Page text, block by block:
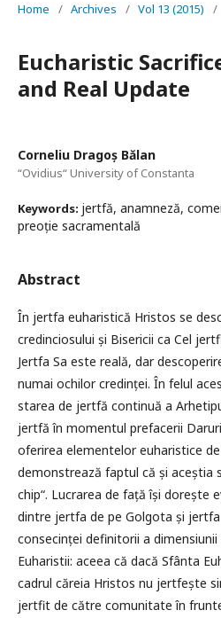
Home / Archives / Vol 13 (2015) /
Eucharistic
and Real Update
Corneliu Dragoș Bălan
“Ovidius“ University of Constanta
Keywords: jertfă, anamneză,
preoție sacramentală
Abstract
În jertfa euharistică Hristos se
credinciosului și Bisericii ca Cel
Jertfa Sa este reală, dar
numai ochilor credinței. În felul
starea de jertfă continuă a
jertfă în momentul prefacerii
oferirea elementelor euharistice
demonstrează faptul că și aceștia
chip“. Lucrarea de față își dorește
dintre jertfa de pe Golgota și
consecinței definitorii a
Euharistii: aceea că dacă Sfânta
cadrul căreia Hristos nu jertfește
jertfit de către comunitate în